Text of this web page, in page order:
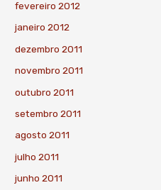
fevereiro 2012
janeiro 2012
dezembro 2011
novembro 2011
outubro 2011
setembro 2011
agosto 2011
julho 2011
junho 2011